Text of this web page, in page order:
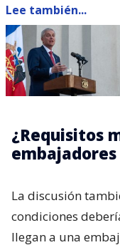
Lee también...
¿Requisitos
La discusión
condiciones
llegan a una